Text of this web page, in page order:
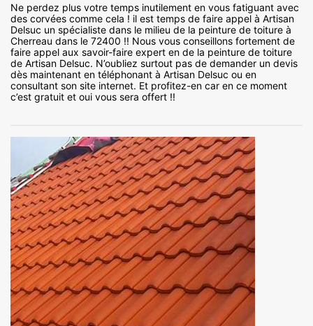
Ne perdez plus votre temps inutilement en vous fatiguant avec
des corvées comme cela ! il est temps de faire appel à Artisan
Delsuc un spécialiste dans le milieu de la peinture de toiture à
Cherreau dans le 72400 !! Nous vous conseillons fortement de
faire appel aux savoir-faire expert en de la peinture de toiture
de Artisan Delsuc. N’oubliez surtout pas de demander un devis
dès maintenant en téléphonant à Artisan Delsuc ou en
consultant son site internet. Et profitez-en car en ce moment
c’est gratuit et oui vous sera offert !!